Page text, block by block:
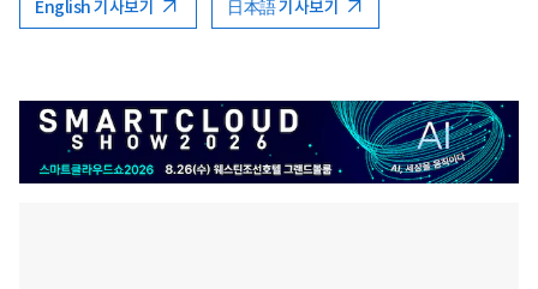
English 기사보기 日本語 기사보기